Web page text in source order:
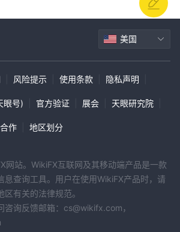
美国
风险提示 使用条款 隐私声明
眼号) 官方验证 展会 天眼研究院
作 地区划分
网站。WikiFX互联网及其移动端产品是一款
息查询工具。用户在使用WikiFX产品时，请
有关的法律规范。
咨询反馈邮箱：cs@wikifx.com，